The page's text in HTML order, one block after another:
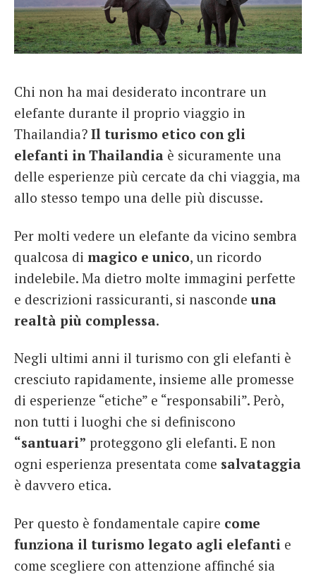
Spanish
French
Chi non ha mai desiderato incontrare un
elefante durante il proprio viaggio in
Thailandia? Il turismo etico con gli
elefanti in Thailandia è sicuramente una
delle esperienze più cercate da chi viaggia, ma
allo stesso tempo una delle più discusse.
Per molti vedere un elefante da vicino sembra
qualcosa di magico e unico, un ricordo
indelebile. Ma dietro molte immagini perfette
e descrizioni rassicuranti, si nasconde una
realtà più complessa.
Negli ultimi anni il turismo con gli elefanti è
cresciuto rapidamente, insieme alle promesse
di esperienze “etiche” e “responsabili”. Però,
non tutti i luoghi che si definiscono
“santuari” proteggono gli elefanti. E non
ogni esperienza presentata come salvataggia
è davvero etica.
Per questo è fondamentale capire come
funziona il turismo legato agli elefanti e
come scegliere con attenzione affinché sia